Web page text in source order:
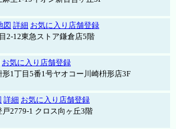
図 詳細 お気に入り店舗登録
2-12東急ストア鎌倉店5階
お気に入り店舗登録
1丁目5番1号ヤオコー川崎枡形店3F
詳細 お気に入り店舗登録
2779-1 クロス向ヶ丘3階